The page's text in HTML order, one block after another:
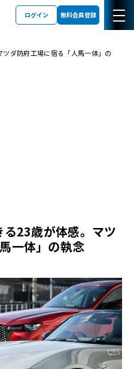
ログイン 無料会員登録
ダ防府工場に宿る「人馬一体」の
23歳が体感。マツ
一体」の執念